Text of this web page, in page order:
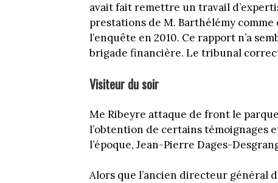
avait fait remettre un travail
prestations de M. Barthélémy
l’enquête en 2010. Ce rapport n’a
brigade financière. Le tribunal
Visiteur du soir
Me Ribeyre attaque de front le
l’obtention de certains témoignages
l’époque, Jean-Pierre Dages-
Alors que l’ancien directeur général